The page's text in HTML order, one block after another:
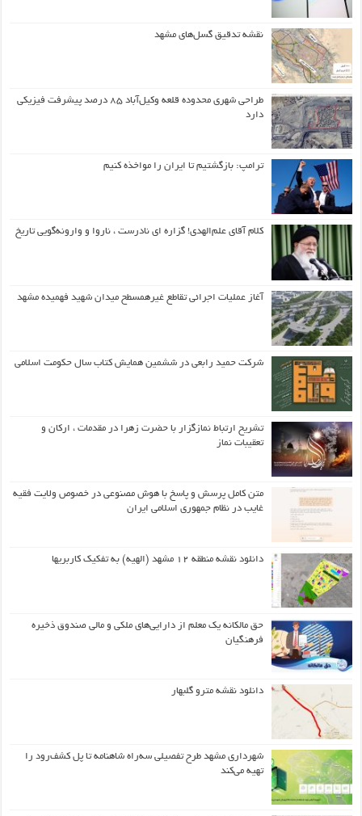
نقشه تدقیق گسل‌های مشهد
طراحی شهری محدوده قلعه وکیل‌آباد ۸۵ درصد پیشرفت فیزیکی
دارد
ترامپ: بازگشتیم تا ایران را مواخذه کنیم
کلام آقای علم‌الهدی! گزاره ای نادرست ، ناروا و وارونه‌گویی تاریخ
آغاز عملیات اجرائی تقاطع غیرهمسطح میدان شهید فهمیده مشهد
شرکت حمید رابعی در ششمین همایش کتاب سال حکومت اسلامی
تشریح ارتباط نمازگزار با حضرت زهرا در مقدمات ، ارکان و
تعقیبات نماز
متن کامل پرسش و پاسخ با هوش مصنوعی در خصوص ولایت فقیه
غایب در نظام جمهوری اسلامی ایران
دانلود نقشه منطقه ۱۲ مشهد (الهیه) به تفکیک کاربریها
حق مالکانه یک معلم از دارایی‌های ملکی و مالی صندوق ذخیره
فرهنگیان
دانلود نقشه مترو گلبهار
شهرداری مشهد طرح تفصیلی سه‌راه شاهنامه تا پل کشف‌رود را
تهیه می‌کند